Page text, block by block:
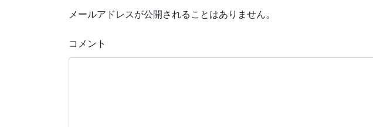
メールアドレスが公開されることはありません。
コメント